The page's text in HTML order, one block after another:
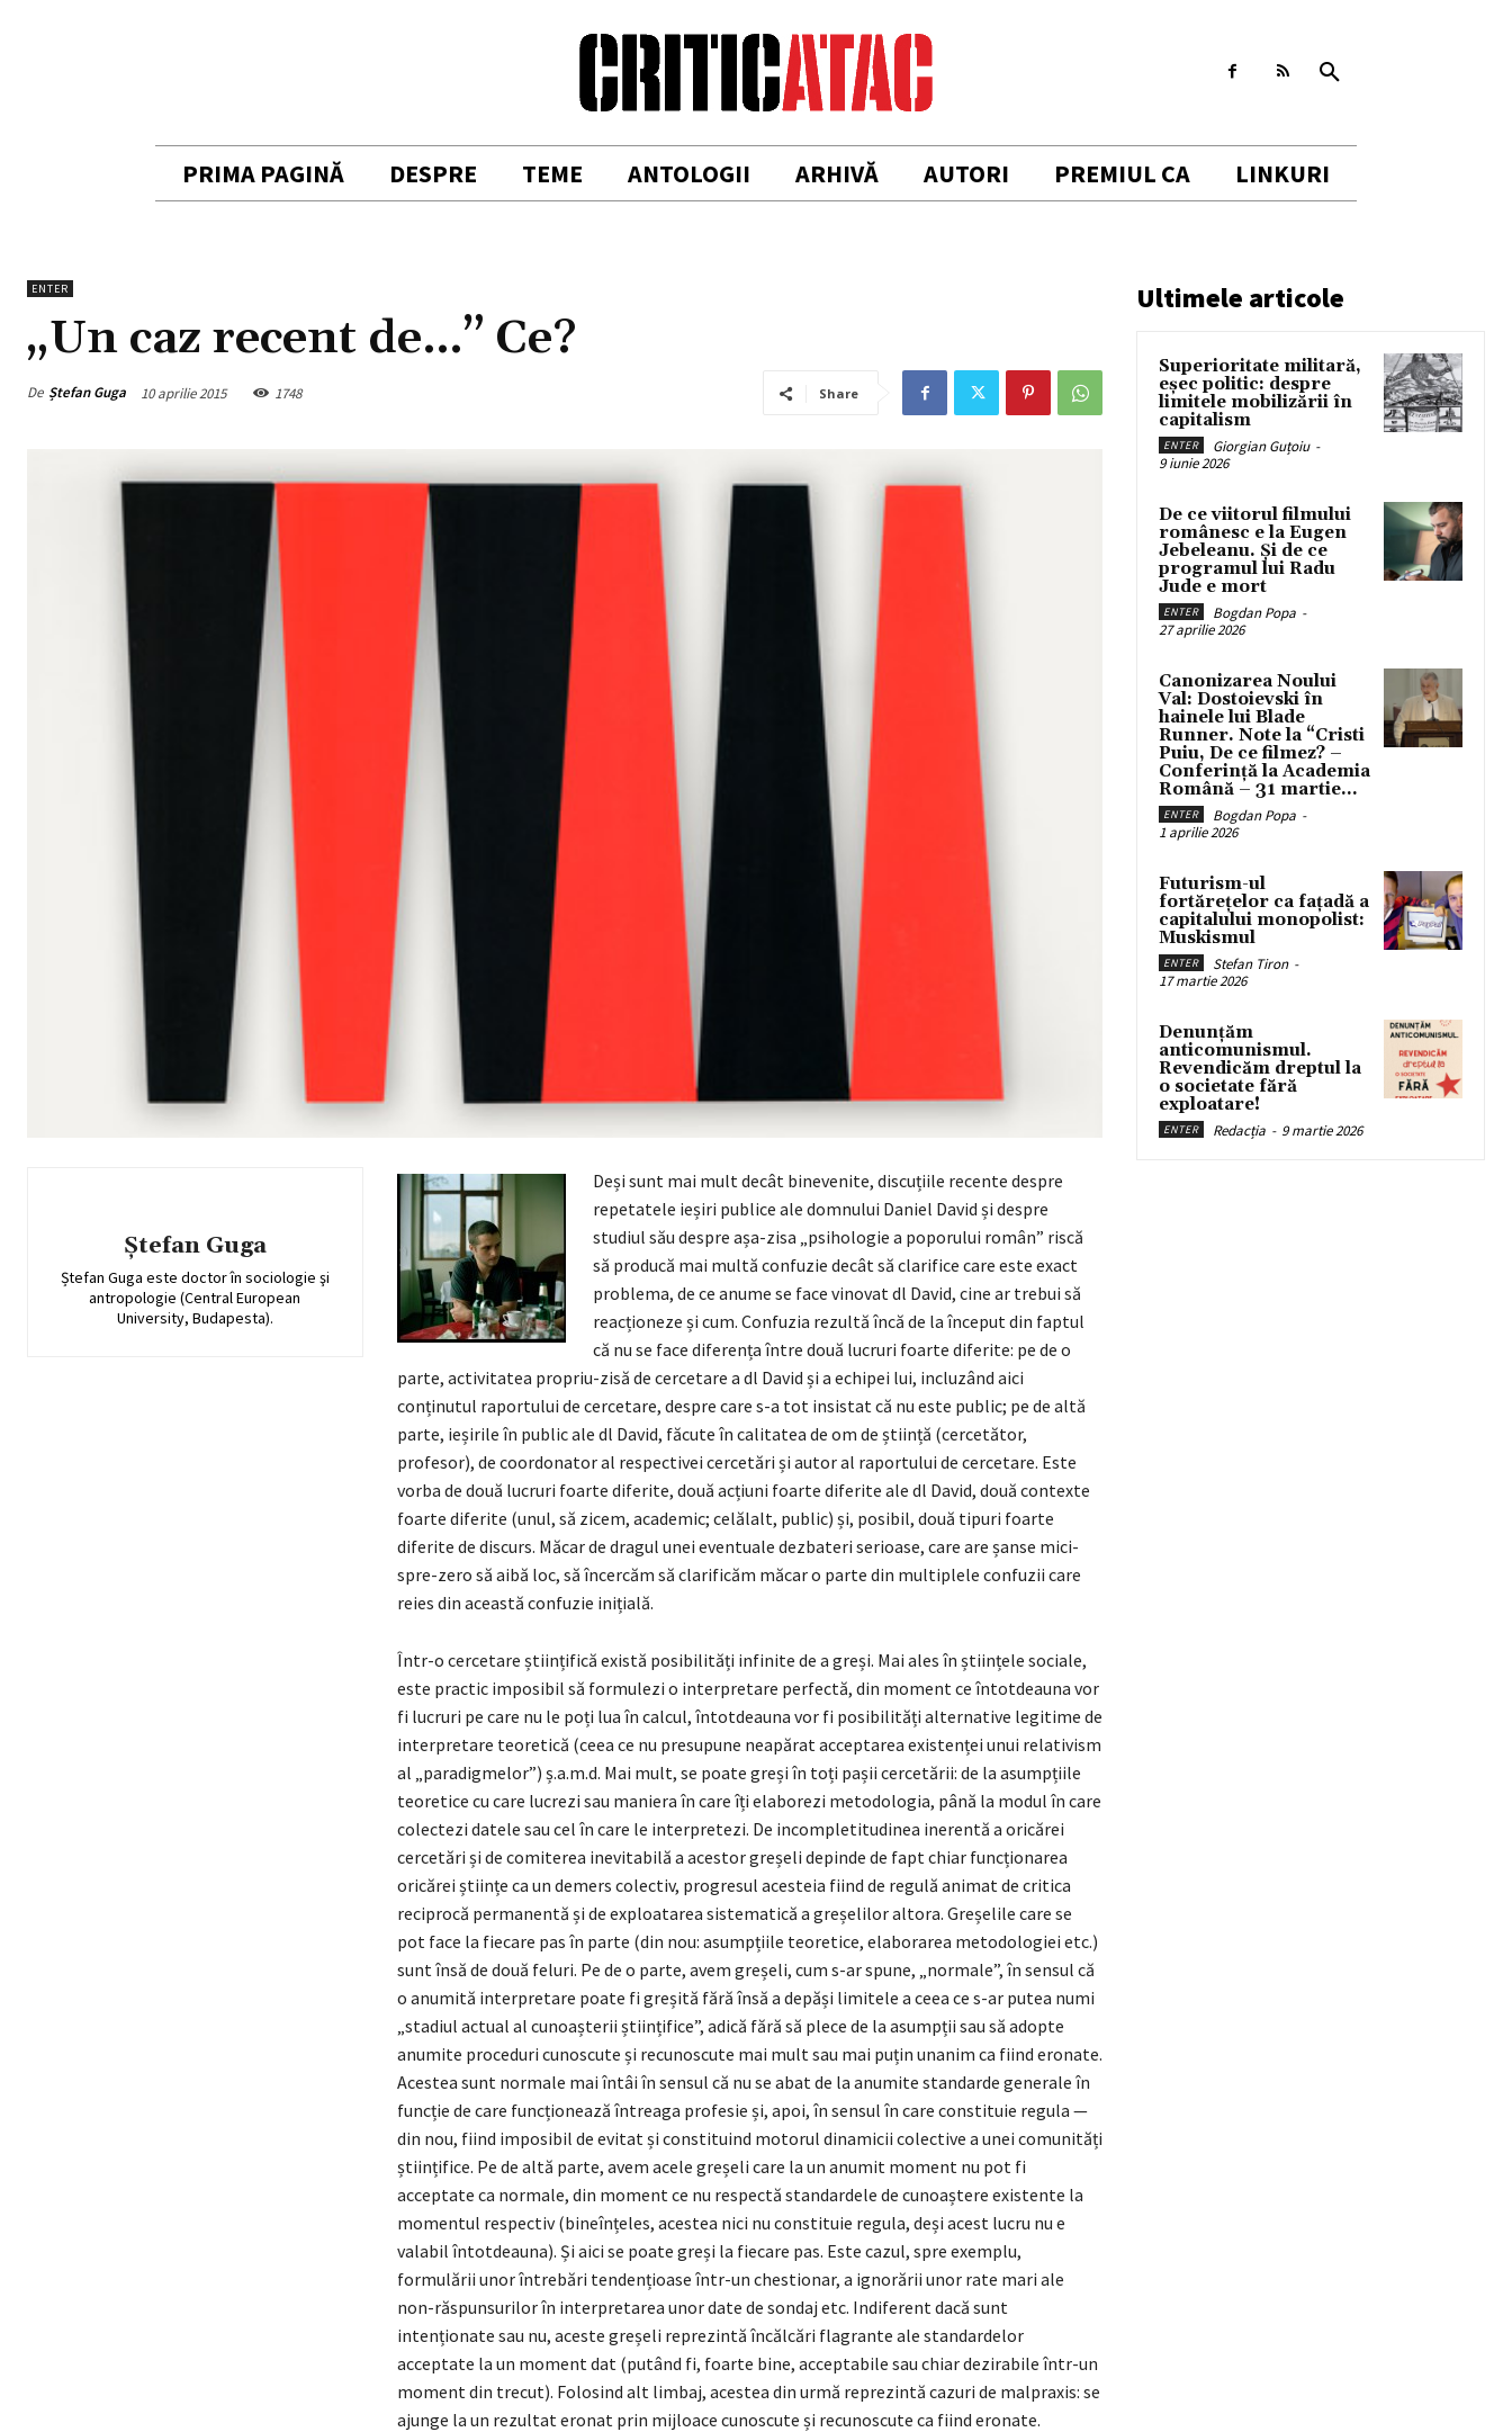
PRIMA PAGINĂ DESPRE TEME ANTOLOGII ARHIVĂ AUTORI PREMIUL CA LINKURI
ENTER
„Un caz recent de…” Ce?
De Ștefan Guga 10 aprilie 2015 1748 Share
Ștefan Guga
Ștefan Guga este doctor în sociologie şi
antropologie (Central European
University, Budapesta).
Deși sunt mai mult decât binevenite, discuțiile recente despre
repetatele ieșiri publice ale domnului Daniel David și despre
studiul său despre așa-zisa „psihologie a poporului român” riscă
să producă mai multă confuzie decât să clarifice care este exact
problema, de ce anume se face vinovat dl David, cine ar trebui să
reacționeze și cum. Confuzia rezultă încă de la început din faptul
că nu se face diferența între două lucruri foarte diferite: pe de o
parte, activitatea propriu-zisă de cercetare a dl David și a echipei lui, incluzând aici
conținutul raportului de cercetare, despre care s-a tot insistat că nu este public; pe de altă
parte, ieșirile în public ale dl David, făcute în calitatea de om de știință (cercetător,
profesor), de coordonator al respectivei cercetări și autor al raportului de cercetare. Este
vorba de două lucruri foarte diferite, două acțiuni foarte diferite ale dl David, două contexte
foarte diferite (unul, să zicem, academic; celălalt, public) și, posibil, două tipuri foarte
diferite de discurs. Măcar de dragul unei eventuale dezbateri serioase, care are șanse mici-
spre-zero să aibă loc, să încercăm să clarificăm măcar o parte din multiplele confuzii care
reies din această confuzie inițială.
Într-o cercetare științifică există posibilități infinite de a greși. Mai ales în științele sociale,
este practic imposibil să formulezi o interpretare perfectă, din moment ce întotdeauna vor
fi lucruri pe care nu le poți lua în calcul, întotdeauna vor fi posibilități alternative legitime de
interpretare teoretică (ceea ce nu presupune neapărat acceptarea existenței unui relativism
al „paradigmelor”) ș.a.m.d. Mai mult, se poate greși în toți pașii cercetării: de la asumpțiile
teoretice cu care lucrezi sau maniera în care îți elaborezi metodologia, până la modul în care
colectezi datele sau cel în care le interpretezi. De incompletitudinea inerentă a oricărei
cercetări și de comiterea inevitabilă a acestor greșeli depinde de fapt chiar funcționarea
oricărei științe ca un demers colectiv, progresul acesteia fiind de regulă animat de critica
reciprocă permanentă și de exploatarea sistematică a greșelilor altora. Greșelile care se
pot face la fiecare pas în parte (din nou: asumpțiile teoretice, elaborarea metodologiei etc.)
sunt însă de două feluri. Pe de o parte, avem greșeli, cum s-ar spune, „normale”, în sensul că
o anumită interpretare poate fi greșită fără însă a depăși limitele a ceea ce s-ar putea numi
„stadiul actual al cunoașterii științifice”, adică fără să plece de la asumpții sau să adopte
anumite proceduri cunoscute și recunoscute mai mult sau mai puțin unanim ca fiind eronate.
Acestea sunt normale mai întâi în sensul că nu se abat de la anumite standarde generale în
funcție de care funcționează întreaga profesie și, apoi, în sensul în care constituie regula —
din nou, fiind imposibil de evitat și constituind motorul dinamicii colective a unei comunități
științifice. Pe de altă parte, avem acele greșeli care la un anumit moment nu pot fi
acceptate ca normale, din moment ce nu respectă standardele de cunoaștere existente la
momentul respectiv (bineînțeles, acestea nici nu constituie regula, deși acest lucru nu e
valabil întotdeauna). Și aici se poate greși la fiecare pas. Este cazul, spre exemplu,
formulării unor întrebări tendențioase într-un chestionar, a ignorării unor rate mari ale
non-răspunsurilor în interpretarea unor date de sondaj etc. Indiferent dacă sunt
intenționate sau nu, aceste greșeli reprezintă încălcări flagrante ale standardelor
acceptate la un moment dat (putând fi, foarte bine, acceptabile sau chiar dezirabile într-un
moment din trecut). Folosind alt limbaj, acestea din urmă reprezintă cazuri de malpraxis: se
ajunge la un rezultat eronat prin mijloace cunoscute și recunoscute ca fiind eronate.
Ultimele articole
Superioritate militară,
eșec politic: despre
limitele mobilizării în
capitalism
ENTER Giorgian Guțoiu -
9 iunie 2026
De ce viitorul filmului
românesc e la Eugen
Jebeleanu. Și de ce
programul lui Radu
Jude e mort
ENTER Bogdan Popa -
27 aprilie 2026
Canonizarea Noului
Val: Dostoievski în
hainele lui Blade
Runner. Note la “Cristi
Puiu, De ce filmez? –
Conferință la Academia
Română – 31 martie...
ENTER Bogdan Popa -
1 aprilie 2026
Futurism-ul
fortărețelor ca fațadă a
capitalului monopolist:
Muskismul
ENTER Stefan Tiron -
17 martie 2026
Denunțăm
anticomunismul.
Revendicăm dreptul la
o societate fără
exploatare!
ENTER Redacția - 9 martie 2026